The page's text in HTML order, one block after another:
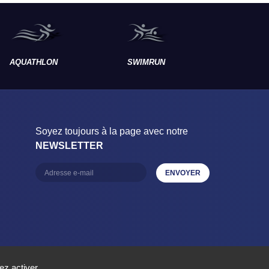
AQUATHLON SWIMRUN
Soyez toujours à la page avec notre
NEWSLETTER